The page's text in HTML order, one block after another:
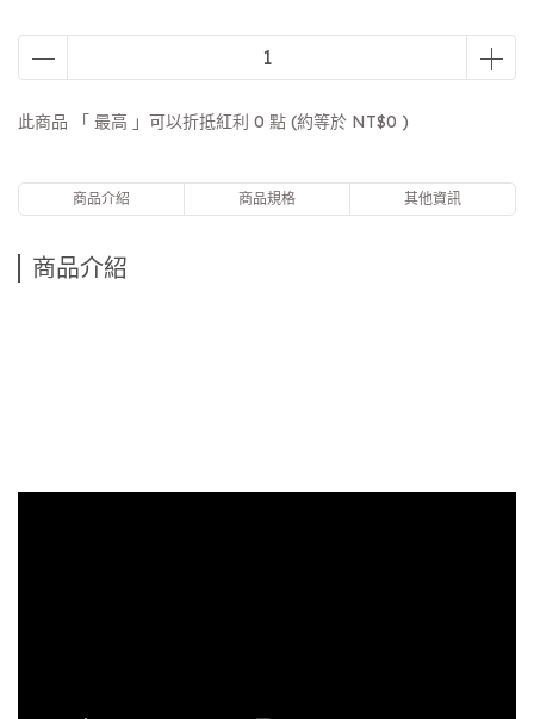
此商品 「 最高 」可以折抵紅利 0 點 (約等於 NT$0 )
商品介紹 商品規格 其他資訊
商品介紹